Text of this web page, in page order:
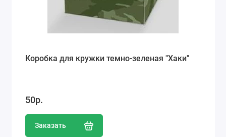
Коробка для кружки темно-зеленая "Хаки"
50р.
Заказать